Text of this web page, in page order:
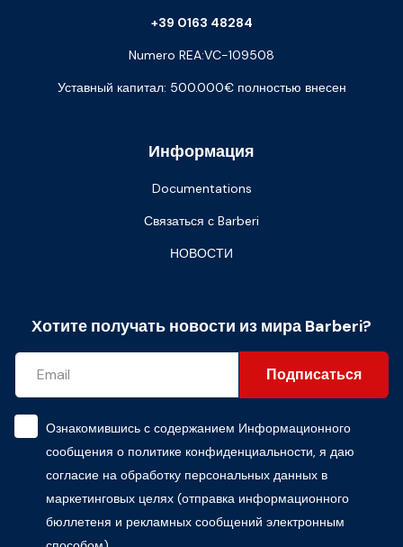
Информация
Documentations
Связаться с Barberi
НОВОСТИ
+39 0163 48284
Numero REA:VC-109508
Уставный капитал: 500.000€ полностью внесен
Хотите получать новости из мира Barberi?
Подписаться
Ознакомившись с содержанием Информационного
сообщения о политике конфиденциальности, я даю
согласие на обработку персональных данных в
маркетинговых целях (отправка информационного
бюллетеня и рекламных сообщений электронным